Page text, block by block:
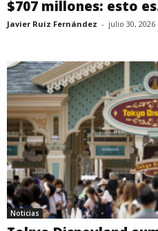
$707 millones: esto
Javier Ruiz Fernández - julio 30, 2026
Noticias